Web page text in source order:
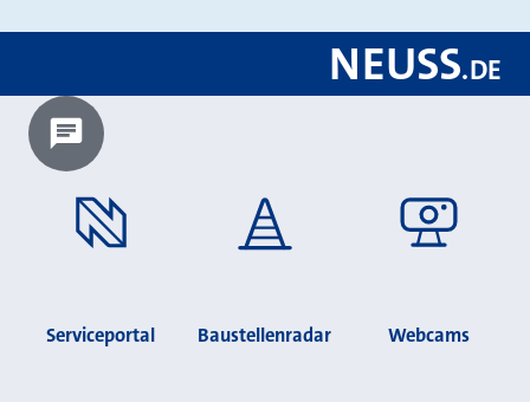
NEUSS.DE
Chatbot laden?
Serviceportal Baustellenradar Webcams